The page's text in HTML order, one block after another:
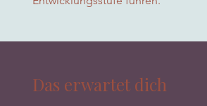
Das erwartet dich